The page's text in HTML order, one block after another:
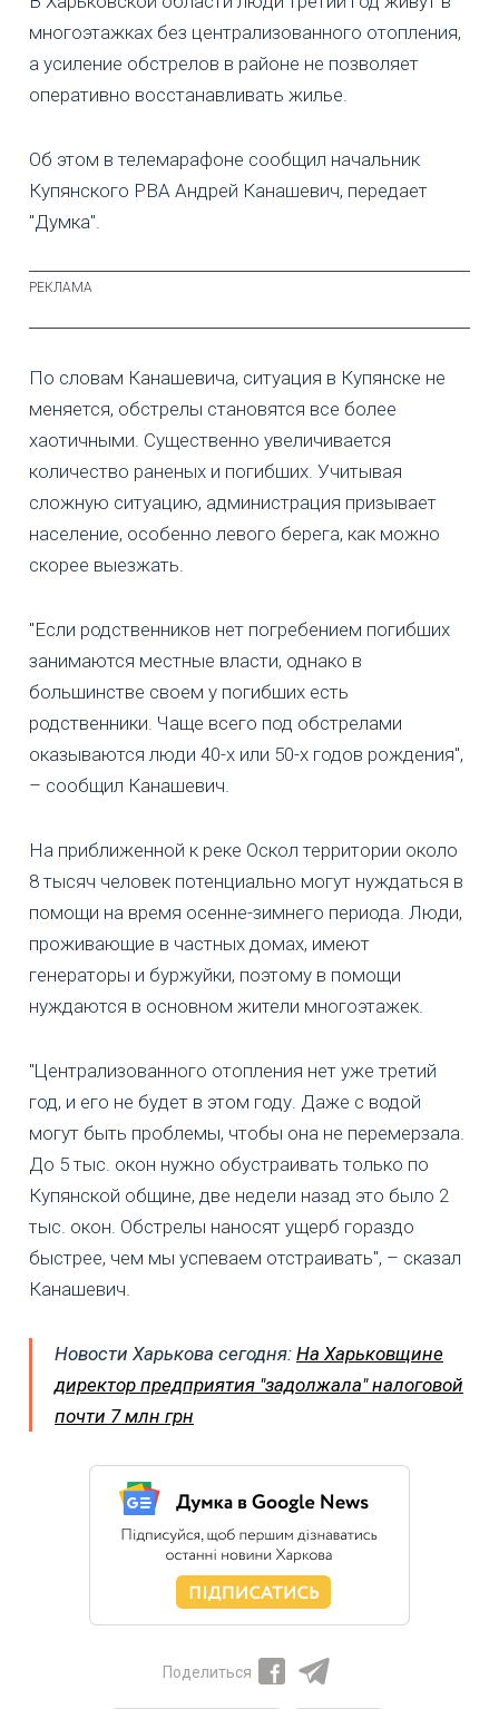
многоэтажках без централизованного отопления,
а усиление обстрелов в районе не позволяет
оперативно восстанавливать жилье.
Об этом в телемарафоне сообщил начальник
Купянского РВА Андрей Канашевич, передает
"Думка".
По словам Канашевича, ситуация в Купянске не
меняется, обстрелы становятся все более
хаотичными. Существенно увеличивается
количество раненых и погибших. Учитывая
сложную ситуацию, администрация призывает
население, особенно левого берега, как можно
скорее выезжать.
"Если родственников нет погребением погибших
занимаются местные власти, однако в
большинстве своем у погибших есть
родственники. Чаще всего под обстрелами
оказываются люди 40-х или 50-х годов рождения",
– сообщил Канашевич.
На приближенной к реке Оскол территории около
8 тысяч человек потенциально могут нуждаться в
помощи на время осенне-зимнего периода. Люди,
проживающие в частных домах, имеют
генераторы и буржуйки, поэтому в помощи
нуждаются в основном жители многоэтажек.
"Централизованного отопления нет уже третий
год, и его не будет в этом году. Даже с водой
могут быть проблемы, чтобы она не перемерзала.
До 5 тыс. окон нужно обустраивать только по
Купянской общине, две недели назад это было 2
тыс. окон. Обстрелы наносят ущерб гораздо
быстрее, чем мы успеваем отстраивать", – сказал
Канашевич.
Новости Харькова сегодня: На Харьковщине
директор предприятия "задолжала" налоговой
почти 7 млн грн
Поделиться